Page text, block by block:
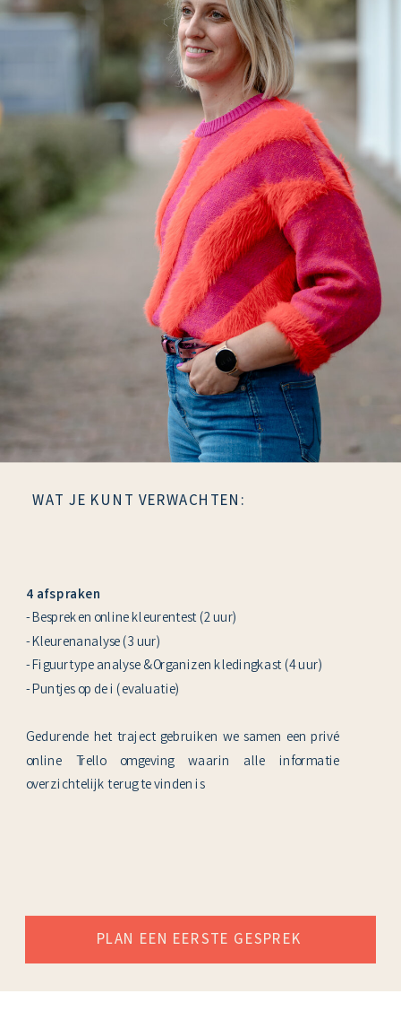
4 afspraken
- Bespreken online kleurentest (2 uur)
- Kleurenanalyse (3 uur)
- Figuurtype analyse & Organizen kledingkast (4 uur)
- Puntjes op de i (evaluatie)
Gedurende het traject gebruiken we samen een privé
online Trello omgeving waarin alle informatie
overzichtelijk terug te vinden is
WAT JE KUNT VERWACHTEN:
PLAN EEN EERSTE GESPREK